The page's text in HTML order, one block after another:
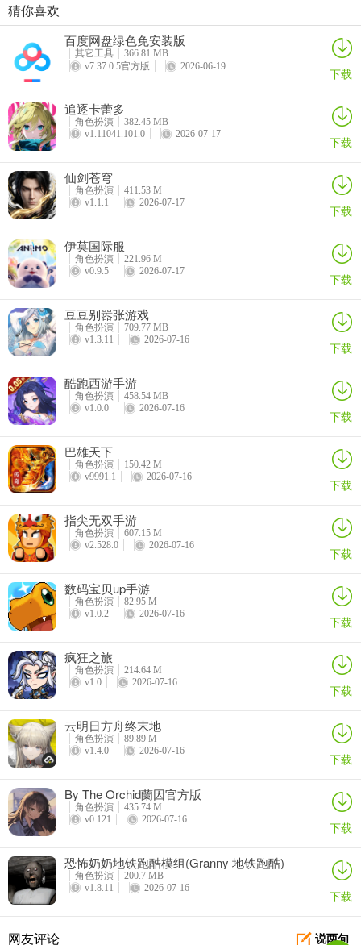
5、最后，玩家还可以通过游戏指南来快速上手游戏。
游戏亮点
1、化身造物主，自由创造
没有预设剧本，你就是世界的主宰，用方块重塑山川，定义万物法
2、无限宇宙，万物可集
程序生成的广阔世界，每一枚方块都对应独特材料，探索即惊喜，处
处可发掘。
3、超越想象的建造
精密机械。
4、冒险与创造深度交织
遗迹解谜、奇遇生物，冒险所得将反哺你的创造，形成灵感闭环。
更新日志
v1.0.2版本
版本已更新
酷跑西游手游
详情
巴雄天下
详情
指尖无双手游
数码宝贝up手游
猜你喜欢
百度网盘绿色免安装版
其它工具
366.81 MB
v7.37.0.5官方版
2026-06-19 下载
追逐卡蕾多
角色扮演
382.45 MB
v1.11041.101.0
2026-07-17 下载
仙剑苍穹
角色扮演
411.53 M
v1.1.1
2026-07-17 下载
伊莫国际服
角色扮演
221.96 M
v0.9.5
2026-07-17 下载
豆豆别嚣张游戏
角色扮演
709.77 MB
v1.3.11
2026-07-16 下载
酷跑西游手游
角色扮演
458.54 MB
v1.0.0
2026-07-16 下载
巴雄天下
角色扮演
150.42 M
v9991.1
2026-07-16 下载
指尖无双手游
角色扮演
607.15 M
v2.528.0
2026-07-16 下载
数码宝贝up手游
角色扮演
82.95 M
v1.0.2
2026-07-16 下载
疯狂之旅
角色扮演
214.64 M
v1.0
2026-07-16 下载
云明日方舟终末地
角色扮演
89.89 M
v1.4.0
2026-07-16 下载
By The Orchid蘭因官方版
角色扮演
435.74 M
v0.121
2026-07-16 下载
恐怖奶奶地铁跑酷模组(Granny 地铁跑酷)
角色扮演
200.7 MB
v1.8.11
2026-07-16 下载
说两句
网友评论